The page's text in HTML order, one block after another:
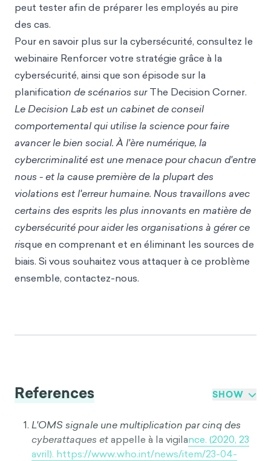
peut tester afin de préparer les employés au pire
des cas.
Pour en savoir plus sur la cybersécurité, consultez le
webinaire Renforcer votre stratégie grâce à la
cybersécurité, ainsi que son épisode sur la
planification de scénarios surThe Decision Corner.
Le Decision Lab est un cabinet de conseil
comportemental qui utilise la science pour faire
avancer le bien social. À l'ère numérique, la
cybercriminalité est une menace pour chacun d'entre
nous - et la cause première de la plupart des
violations est l'erreur humaine. Nous travaillons avec
certains des esprits les plus innovants en matière de
cybersécurité pour aider les organisations à gérer ce
risque en comprenant et en éliminant les sources de
biais. Si vous souhaitez vous attaquer à ce problème
ensemble, contactez-nous.
References SHOW
L'OMS signale une multiplication par cinq des
cyberattaques etappelle à la vigilance. (2020, 23
avril). https://www.who.int/news/item/23-04-